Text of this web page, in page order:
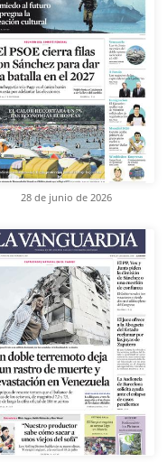
28 de junio de 2026